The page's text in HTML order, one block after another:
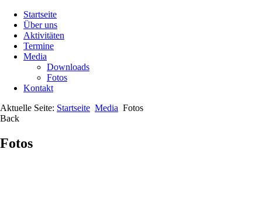
Startseite
Über uns
Aktivitäten
Termine
Media
Downloads
Fotos
Kontakt
Aktuelle Seite: Startseite Media Fotos
Back
Fotos